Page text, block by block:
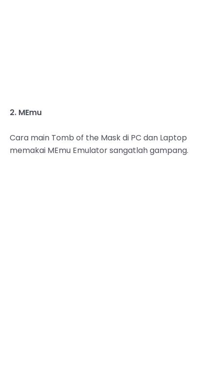
2. MEmu
Cara main Tomb of the Mask di PC dan Laptop
memakai MEmu Emulator sangatlah gampang.